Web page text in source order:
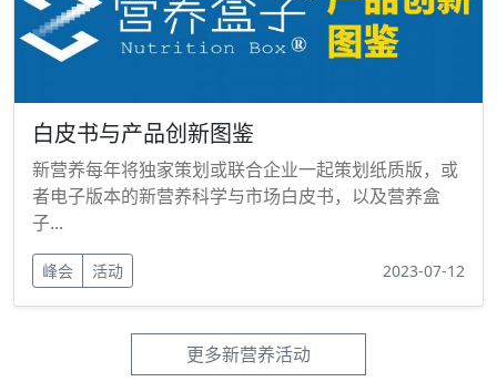
白皮书与产品创新图鉴
新营养每年将独家策划或联合企业一起策划纸质版，或
者电子版本的新营养科学与市场白皮书，以及营养盒
子...
峰会 活动 2023-07-12
更多新营养活动